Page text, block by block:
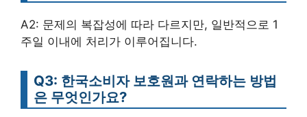
A2: 문제의 복잡성에 따라 다르지만, 일반적으로 1
주일 이내에 처리가 이루어집니다.
Q3: 한국소비자 보호원과 연락하는 방법
은 무엇인가요?